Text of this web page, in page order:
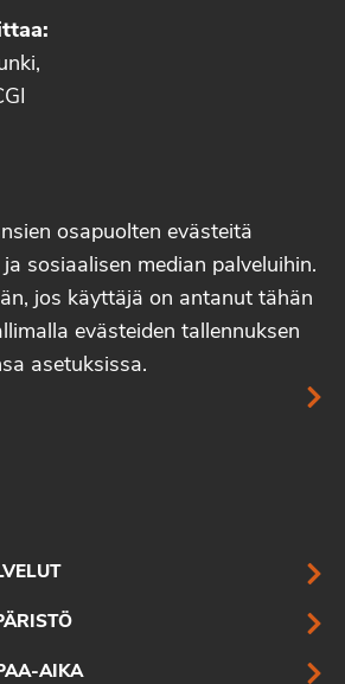
osapuolten evästeitä
sosiaalisen median palveluihin.
jos käyttäjä on antanut tähän
evästeiden tallennuksen
asetuksissa.
AIKA